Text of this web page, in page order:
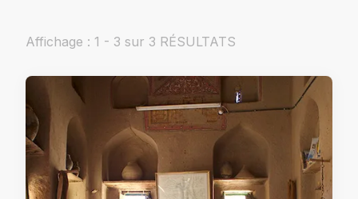
Affichage : 1 - 3 sur 3 RÉSULTATS